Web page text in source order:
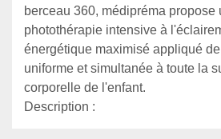
berceau 360, médipréma propose
photothérapie intensive à
énergétique maximisé appliqué
uniforme et simultanée à toute la
corporelle de l'enfant.
Description :